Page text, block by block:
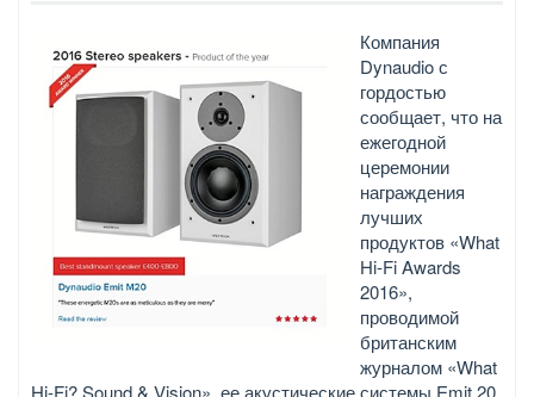
Компания
Dynaudio с
гордостью
сообщает, что на
ежегодной
церемонии
награждения
лучших
продуктов «What
Hi-Fi Awards
2016»,
проводимой
британским
журналом «What
Hi-Fi? Sound & Vision», ее акустические системы Emit 20